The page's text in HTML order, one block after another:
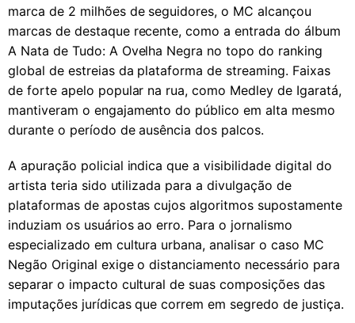
marca de 2 milhões de seguidores, o MC alcançou
marcas de destaque recente, como a entrada do álbum
A Nata de Tudo: A Ovelha Negra no topo do ranking
global de estreias da plataforma de streaming. Faixas
de forte apelo popular na rua, como Medley de Igaratá,
mantiveram o engajamento do público em alta mesmo
durante o período de ausência dos palcos.
A apuração policial indica que a visibilidade digital do
artista teria sido utilizada para a divulgação de
plataformas de apostas cujos algoritmos supostamente
induziam os usuários ao erro. Para o jornalismo
especializado em cultura urbana, analisar o caso MC
Negão Original exige o distanciamento necessário para
separar o impacto cultural de suas composições das
imputações jurídicas que correm em segredo de justiça.